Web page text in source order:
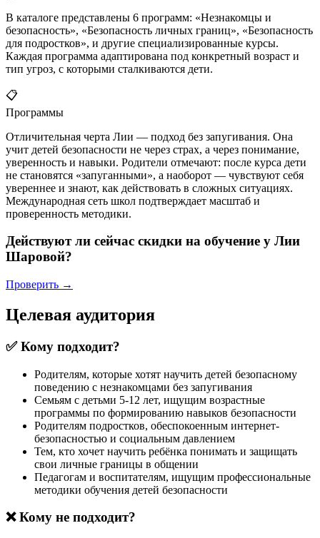
В каталоге представлены 6 программ: «Незнакомцы и
безопасность», «Безопасность личных границ», «Безопасность
для подростков», и другие специализированные курсы.
Каждая программа адаптирована под конкретный возраст и
тип угроз, с которыми сталкиваются дети.
📋
Программы
Отличительная черта Лии — подход без запугивания. Она
учит детей безопасности не через страх, а через понимание,
уверенность и навыки. Родители отмечают: после курса дети
не становятся «запуганными», а наоборот — чувствуют себя
увереннее и знают, как действовать в сложных ситуациях.
Международная сеть школ подтверждает масштаб и
проверенность методики.
Действуют ли сейчас скидки на обучение у Лии
Шаровой?
Проверить →
Целевая аудитория
✅ Кому подходит?
Родителям, которые хотят научить детей безопасному
поведению с незнакомцами без запугивания
Семьям с детьми 5-12 лет, ищущим возрастные
программы по формированию навыков безопасности
Родителям подростков, обеспокоенным интернет-
безопасностью и социальным давлением
Тем, кто хочет научить ребёнка понимать и защищать
свои личные границы в общении
Педагогам и воспитателям, ищущим профессиональные
методики обучения детей безопасности
❌ Кому не подходит?